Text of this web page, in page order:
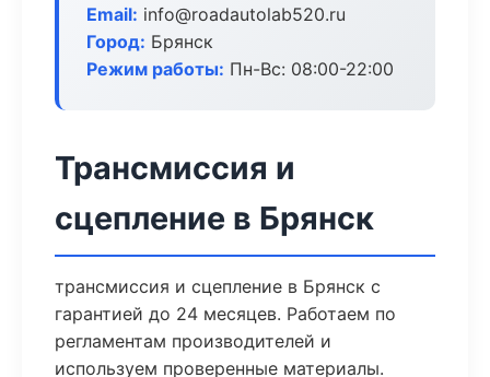
Email: info@roadautolab520.ru
Город: Брянск
Режим работы: Пн-Вс: 08:00-22:00
Трансмиссия и
сцепление в Брянск
трансмиссия и сцепление в Брянск с
гарантией до 24 месяцев. Работаем по
регламентам производителей и
используем проверенные материалы.